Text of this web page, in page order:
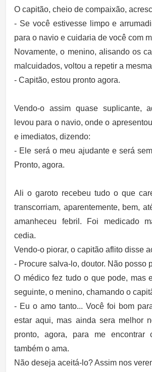
O capitão, cheio de compaixão,
- Se você estivesse limpo e
para o navio e cuidaria de você com
Novamente, o menino, alisando os
malcuidados, voltou a repetir a
- Capitão, estou pronto agora.
Vendo-o assim quase suplicante,
levou para o navio, onde o
e imediatos, dizendo:
- Ele será o meu ajudante e será
Pronto, agora.
Ali o garoto recebeu tudo o que
transcorriam, aparentemente, bem,
amanheceu febril. Foi medicado
cedia.
Vendo-o piorar, o capitão aflito disse
- Procure salva-lo, doutor. Não posso
O médico fez tudo o que pode, mas
seguinte, o menino, chamando o
- Eu o amo tanto... Você foi bom
estar aqui, mas ainda sera melhor
pronto, agora, para me
também o ama.
Não deseja aceitá-lo? Assim nos